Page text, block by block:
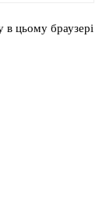
в цьому браузері